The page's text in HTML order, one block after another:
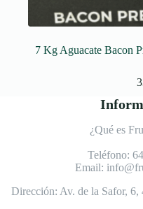
7 Kg Aguacate Bacon
¿Qué es
Teléfono:
Email:
Dirección: Av. de la Safor, 6,